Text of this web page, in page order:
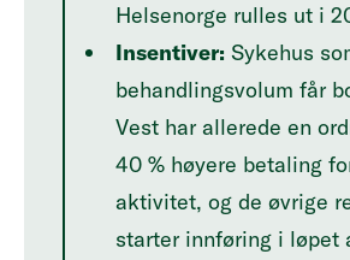
Helsenorge rulles ut i
Insentiver: Sykehus
behandlingsvolum får
Vest har allerede en
40 % høyere betaling
aktivitet, og de øvrige
starter innføring i løpet